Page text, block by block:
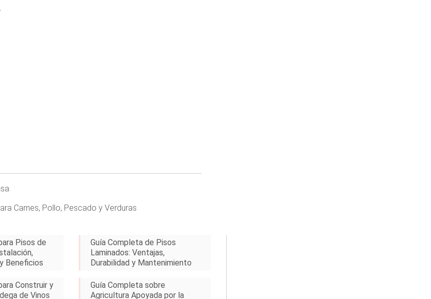
Carnes, Pollo, Pescado y Verduras
Pisos de
Beneficios
Guía Completa de Pisos
Laminados: Ventajas,
Durabilidad y Mantenimiento
Construir y
de Vinos
Guía Completa sobre
Agricultura Apoyada por la